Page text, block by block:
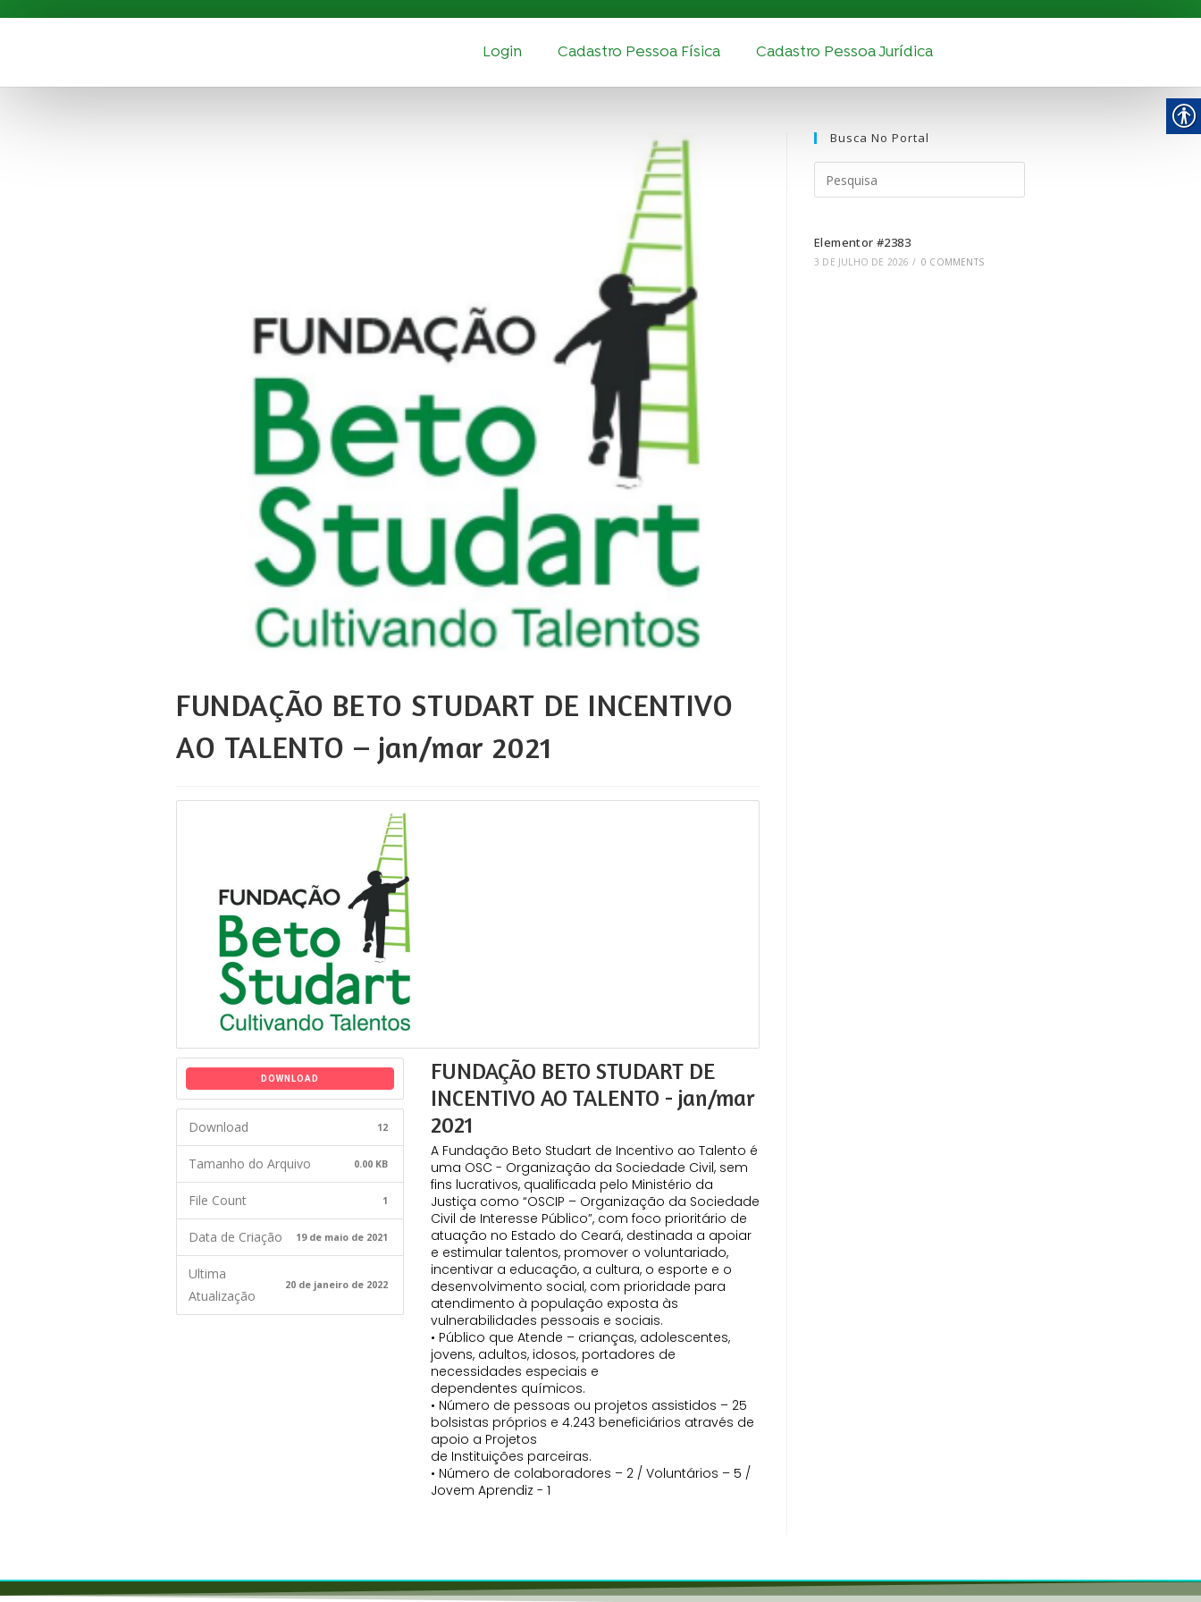
Login Cadastro Pessoa Física Cadastro Pessoa Jurídica
FUNDAÇÃO BETO STUDART DE INCENTIVO
AO TALENTO – jan/mar 2021
DOWNLOAD
Download 12
Tamanho do Arquivo 0.00 KB
File Count 1
Data de Criação 19 de maio de 2021
Ultima
Atualização
20 de janeiro de 2022
FUNDAÇÃO BETO STUDART DE
INCENTIVO AO TALENTO - jan/mar
2021
A Fundação Beto Studart de Incentivo ao Talento é
uma OSC - Organização da Sociedade Civil, sem
fins lucrativos, qualificada pelo Ministério da
Justiça como “OSCIP – Organização da Sociedade
Civil de Interesse Público”, com foco prioritário de
atuação no Estado do Ceará, destinada a apoiar
e estimular talentos, promover o voluntariado,
incentivar a educação, a cultura, o esporte e o
desenvolvimento social, com prioridade para
atendimento à população exposta às
vulnerabilidades pessoais e sociais.
• Público que Atende – crianças, adolescentes,
jovens, adultos, idosos, portadores de
necessidades especiais e
dependentes químicos.
• Número de pessoas ou projetos assistidos – 25
bolsistas próprios e 4.243 beneficiários através de
apoio a Projetos
de Instituições parceiras.
• Número de colaboradores – 2 / Voluntários – 5 /
Jovem Aprendiz - 1
Busca No Portal
Elementor #2383
3 DE JULHO DE 2026 / 0 COMMENTS